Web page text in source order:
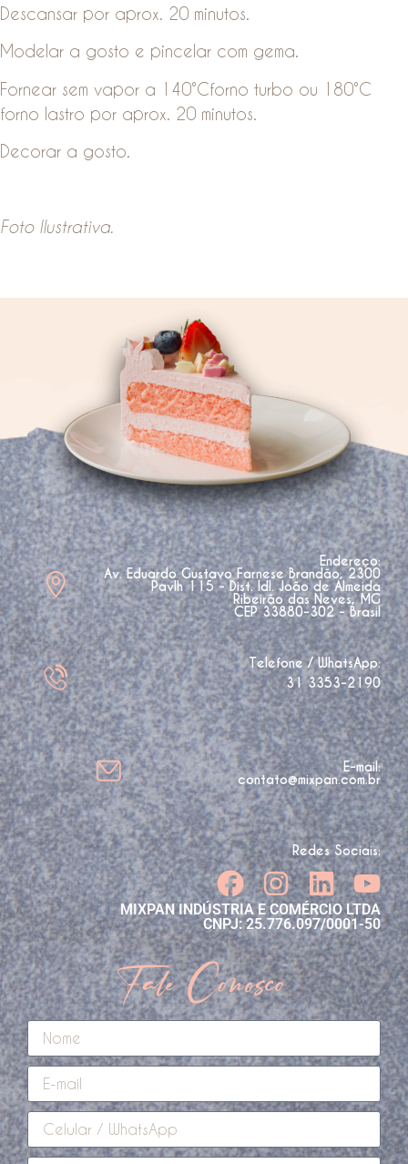
Descansar por aprox. 20 minutos.
Modelar a gosto e pincelar com gema.
Fornear sem vapor a 140°Cforno turbo ou 180°C
forno lastro por aprox. 20 minutos.
Decorar a gosto.
Foto Ilustrativa.
Endereço:
Av. Eduardo Gustavo Farnese Brandão, 2300
Pavlh 115 - Dist. Idl. João de Almeida
Ribeirão das Neves, MG
CEP 33880-302 - Brasil
Telefone / WhatsApp:
31 3353-2190
E-mail:
contato@mixpan.com.br
Redes Sociais:
MIXPAN INDÚSTRIA E COMÉRCIO LTDA
CNPJ: 25.776.097/0001-50
Fale Conosco